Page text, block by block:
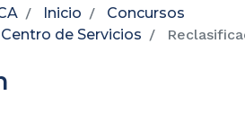
Inicio
Concursos
de Servicios